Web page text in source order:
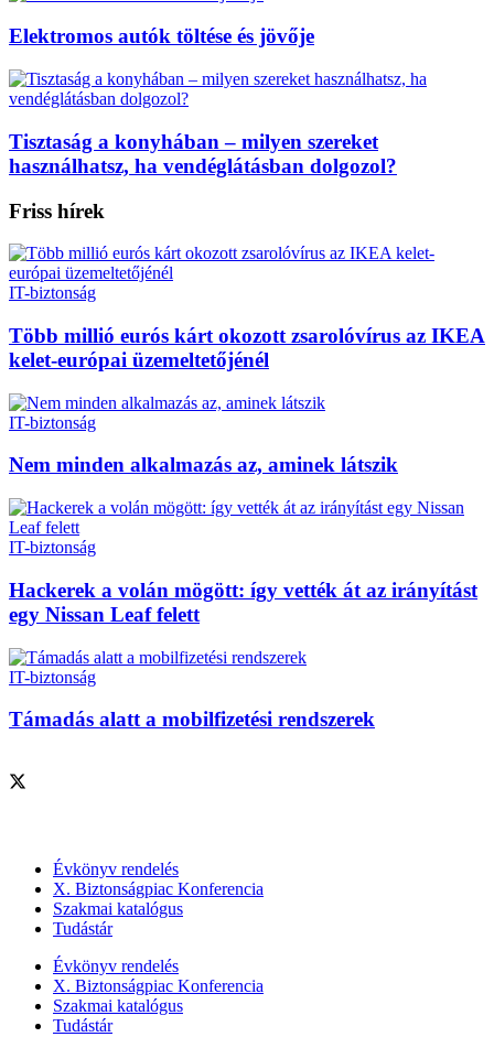
Elektromos autók töltése és jövője
Tisztaság a konyhában – milyen szereket
használhatsz, ha vendéglátásban dolgozol?
Friss hírek
IT-biztonság
Több millió eurós kárt okozott zsarolóvírus az IKEA
kelet-európai üzemeltetőjénél
IT-biztonság
Nem minden alkalmazás az, aminek látszik
IT-biztonság
Hackerek a volán mögött: így vették át az irányítást
egy Nissan Leaf felett
IT-biztonság
Támadás alatt a mobilfizetési rendszerek
Évkönyv rendelés
X. Biztonságpiac Konferencia
Szakmai katalógus
Tudástár
Évkönyv rendelés
X. Biztonságpiac Konferencia
Szakmai katalógus
Tudástár